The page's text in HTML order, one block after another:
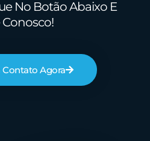
No Botão Abaixo E
Conosco!
Contato Agora